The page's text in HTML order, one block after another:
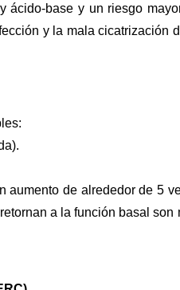
ácido-base y un riesgo
y la mala cicatrización
aumento de alrededor de 5
a la función basal son